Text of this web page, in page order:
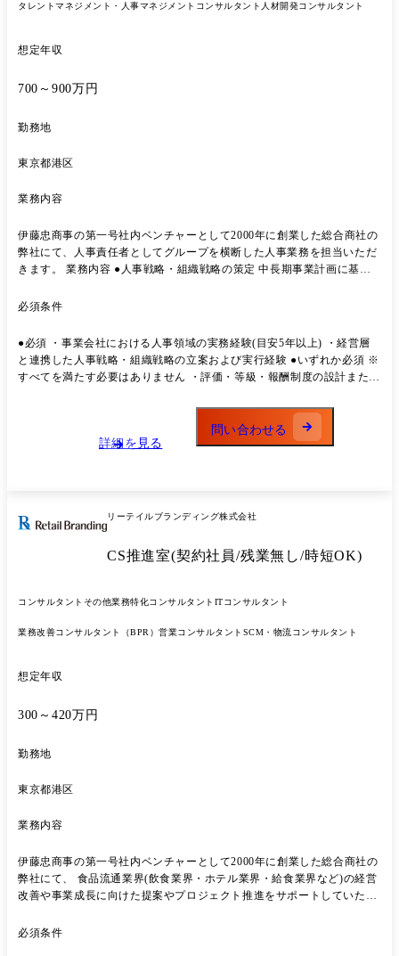
タレントマネジメント・人事マネジメントコンサルタント 人材開発コンサルタント
想定年収
700～900万円
勤務地
東京都港区
業務内容
伊藤忠商事の第一号社内ベンチャーとして2000年に創業した総合商社の
弊社にて、人事責任者としてグループを横断した人事業務を担当いただ
きます。 業務内容 ●人事戦略・組織戦略の策定 中長期事業計画に基づ
定義) 人事ロードマップの策定(採用・育成・評価・配置) ●採用・研修・
メンバーのマネジメント 人材育成体系の設計(リーダー・次世代幹部育
成) 人材ポートフォリオ設計(即戦力/育成枠のバランス) ●評価・報酬・
等級制度の設計・改善 評価制度・等級制度・報酬制度の設計 昇給・昇
イパフォーマー・次世代リーダーの発掘 重要ポジションの後継者計画
(サクセッション) 適材適所の配置・異動設計 人材データを活用した意思
的支援 M&A・事業拡大に伴う人事PMI対応 期待する役割 まずは組織課
めとする"守り"の部分から注力していただき、ゆくゆくは下記内容をお
陣のパートナーとして会社の意思決定に「人材の観点」を入れる立場
必須条件
●必須 ・事業会社における人事領域の実務経験(目安5年以上) ・経営層
と連携した人事戦略・組織戦略の立案および実行経験 ●いずれか必須 ※
すべてを満たす必要はありません ・評価・等級・報酬制度の設計または
た経験 ・人事組織またはプロジェクトのマネジメント経験 ●学歴 ・大
詳細を見る
問い合わせる
リーテイルブランディング株式会社
CS推進室(契約社員/残業無し/時短OK)
コンサルタント その他業務特化コンサルタント ITコンサルタント
業務改善コンサルタント（BPR） 営業コンサルタント SCM・物流コンサルタント
想定年収
300～420万円
勤務地
東京都港区
業務内容
伊藤忠商事の第一号社内ベンチャーとして2000年に創業した総合商社の
弊社にて、 食品流通業界(飲食業界・ホテル業界・給食業界など)の経営
改善や事業成長に向けた提案やプロジェクト推進をサポートしていただ
(欠品、イレギュラー対応等) ●インフォマート伝票管理・商品登録 ●コ
必須条件